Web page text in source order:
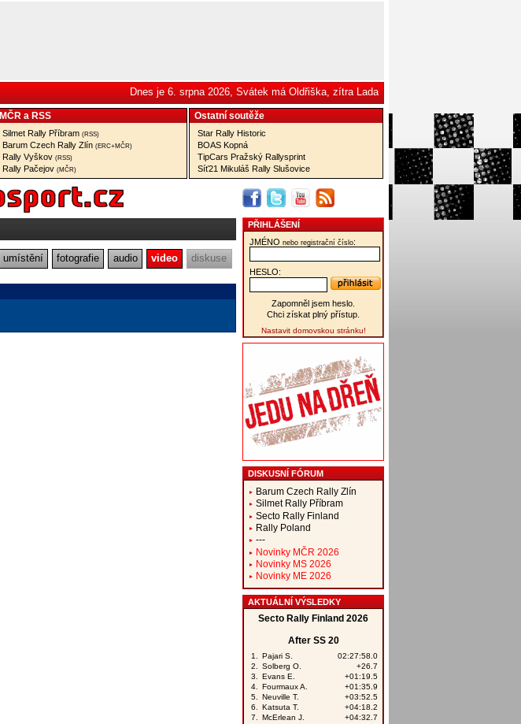
Dnes je 6. srpna 2026, Svátek má Oldřiška, zítra Lada
MČR a RSS
Silmet Rally Příbram (RSS)
Barum Czech Rally Zlín (ERC+MČR)
Rally Vyškov (RSS)
Rally Pačejov (MČR)
Ostatní­ soutěže
Star Rally Historic
BOAS Kopná
TipCars Pražský Rallysprint
Síť21 Mikuláš Rally Slušovice
umístění fotografie audio video diskuse
PŘIHLÁŠENÍ
JMÉNO nebo registrační číslo:
HESLO:
Zapomněl jsem heslo.
Chci získat plný přístup.
Nastavit domovskou stránku!
DISKUSNÍ FÓRUM
Barum Czech Rally Zlín
Silmet Rally Příbram
Secto Rally Finland
Rally Poland
---
Novinky MČR 2026
Novinky MS 2026
Novinky ME 2026
AKTUÁLNÍ VÝSLEDKY